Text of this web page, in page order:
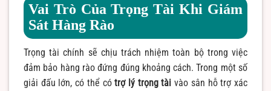
Vai Trò Của Trọng Tài Khi Giám
Sát Hàng Rào
Trọng tài chính sẽ chịu trách nhiệm toàn bộ trong việc
đảm bảo hàng rào đứng đúng khoảng cách. Trong một số
giải đấu lớn, có thể cótrợ lý trọng tài vào sân hỗ trợ xác